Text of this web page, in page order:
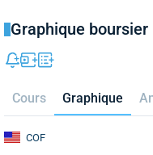
Graphique boursier
Cours Graphique
COF